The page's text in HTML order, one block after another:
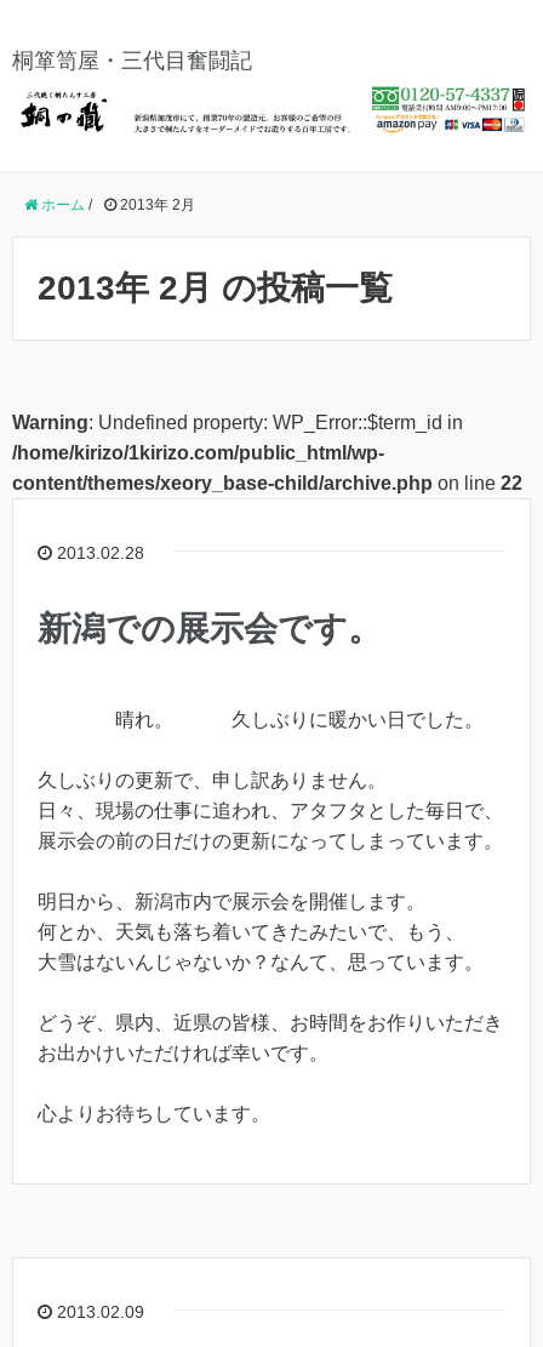
桐箪笥屋・三代目奮闘記
ホーム / 2013年 2月
2013年 2月 の投稿一覧
Warning: Undefined property: WP_Error::$term_id in
/home/kirizo/1kirizo.com/public_html/wp-
content/themes/xeory_base-child/archive.php on line 22
2013.02.28
新潟での展示会です。
晴れ。 久しぶりに暖かい日でした。
久しぶりの更新で、申し訳ありません。
日々、現場の仕事に追われ、アタフタとした毎日で、
展示会の前の日だけの更新になってしまっています。
明日から、新潟市内で展示会を開催します。
何とか、天気も落ち着いてきたみたいで、もう、
大雪はないんじゃないか？なんて、思っています。
どうぞ、県内、近県の皆様、お時間をお作りいただき
お出かけいただければ幸いです。
心よりお待ちしています。
2013.02.09